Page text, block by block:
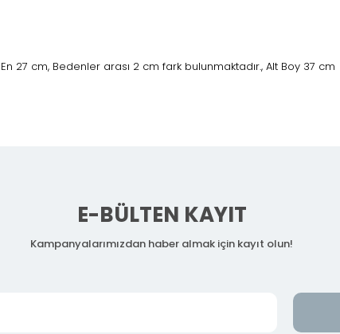
27 cm, Bedenler arası 2 cm fark bulunmaktadır., Alt Boy 37 cm
E-BÜLTEN KAYIT
Kampanyalarımızdan haber almak için kayıt olun!